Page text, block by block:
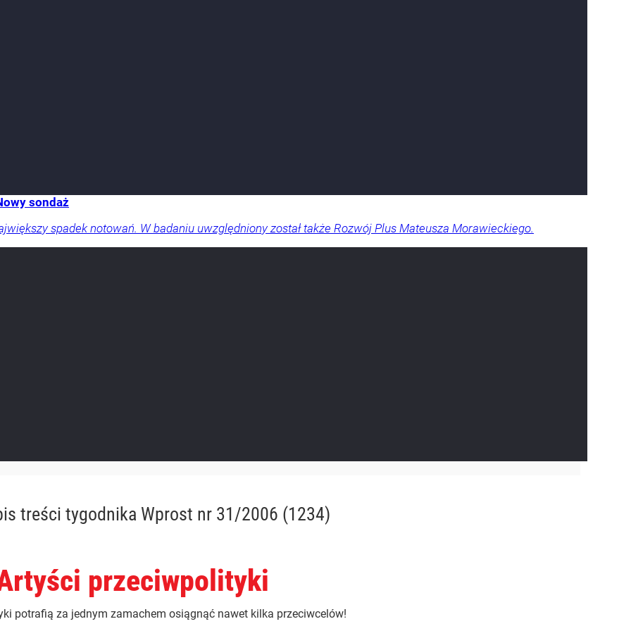
sondaż
spadek notowań. W badaniu uwzględniony został także Rozwój Plus Mateusza Morawieckiego.
treści tygodnika Wprost nr 31/2006 (1234)
przeciwpolityki
potrafią za jednym zamachem osiągnąć nawet kilka przeciwcelów!